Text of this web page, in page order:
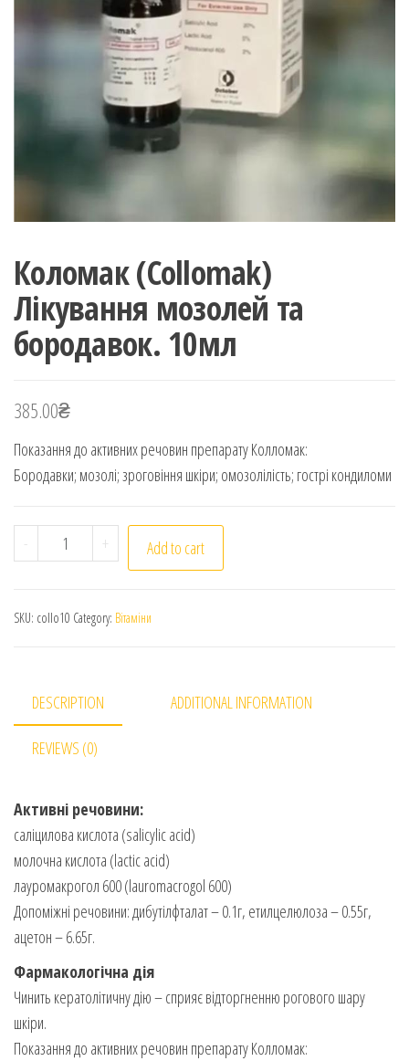
Коломак (Collomak)
Лікування мозолей та
бородавок. 10мл
385.00₴
Показання до активних речовин препарату Колломак:
Бородавки; мозолі; зроговіння шкіри; омозолілість; гострі кондиломи
- Коломак (Collomak) Лікування мозолей та
+ Add to cart
SKU: collo10 Category: Вітаміни
DESCRIPTION ADDITIONAL INFORMATION
REVIEWS (0)
Активні речовини:
саліцилова кислота (salicylic acid)
молочна кислота (lactic acid)
лауромакрогол 600 (lauromacrogol 600)
Допоміжні речовини: дибутілфталат – 0.1г, етилцелюлоза – 0.55г,
ацетон – 6.65г.
Фармакологічна дія
Чинить кератолітичну дію – сприяє відторгненню рогового шару
шкіри.
Показання до активних речовин препарату Колломак: